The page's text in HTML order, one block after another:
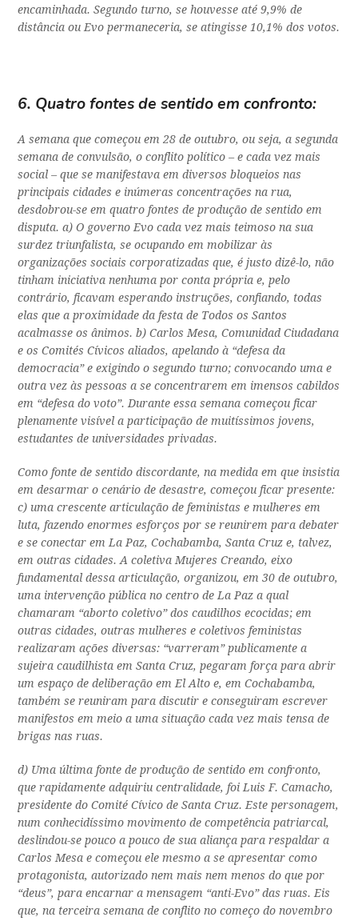
encaminhada. Segundo turno, se houvesse até 9,9% de
distância ou Evo permaneceria, se atingisse 10,1% dos votos.
6. Quatro fontes de sentido em confronto:
A semana que começou em 28 de outubro, ou seja, a segunda
semana de convulsão, o conflito político – e cada vez mais
social – que se manifestava em diversos bloqueios nas
principais cidades e inúmeras concentrações na rua,
desdobrou-se em quatro fontes de produção de sentido em
disputa. a) O governo Evo cada vez mais teimoso na sua
surdez triunfalista, se ocupando em mobilizar às
organizações sociais corporatizadas que, é justo dizê-lo, não
tinham iniciativa nenhuma por conta própria e, pelo
contrário, ficavam esperando instruções, confiando, todas
elas que a proximidade da festa de Todos os Santos
acalmasse os ânimos. b) Carlos Mesa, Comunidad Ciudadana
e os Comités Cívicos aliados, apelando à “defesa da
democracia” e exigindo o segundo turno; convocando uma e
outra vez às pessoas a se concentrarem em imensos cabildos
em “defesa do voto”. Durante essa semana começou ficar
plenamente visível a participação de muitíssimos jovens,
estudantes de universidades privadas.
Como fonte de sentido discordante, na medida em que insistia
em desarmar o cenário de desastre, começou ficar presente:
c) uma crescente articulação de feministas e mulheres em
luta, fazendo enormes esforços por se reunirem para debater
e se conectar em La Paz, Cochabamba, Santa Cruz e, talvez,
em outras cidades. A coletiva Mujeres Creando, eixo
fundamental dessa articulação, organizou, em 30 de outubro,
uma intervenção pública no centro de La Paz a qual
chamaram “aborto coletivo” dos caudilhos ecocidas; em
outras cidades, outras mulheres e coletivos feministas
realizaram ações diversas: “varreram” publicamente a
sujeira caudilhista em Santa Cruz, pegaram força para abrir
um espaço de deliberação em El Alto e, em Cochabamba,
também se reuniram para discutir e conseguiram escrever
manifestos em meio a uma situação cada vez mais tensa de
brigas nas ruas.
d) Uma última fonte de produção de sentido em confronto,
que rapidamente adquiriu centralidade, foi Luis F. Camacho,
presidente do Comité Cívico de Santa Cruz. Este personagem,
num conhecidíssimo movimento de competência patriarcal,
deslindou-se pouco a pouco de sua aliança para respaldar a
Carlos Mesa e começou ele mesmo a se apresentar como
protagonista, autorizado nem mais nem menos do que por
“deus”, para encarnar a mensagem “anti-Evo” das ruas. Eis
que, na terceira semana de conflito no começo do novembro